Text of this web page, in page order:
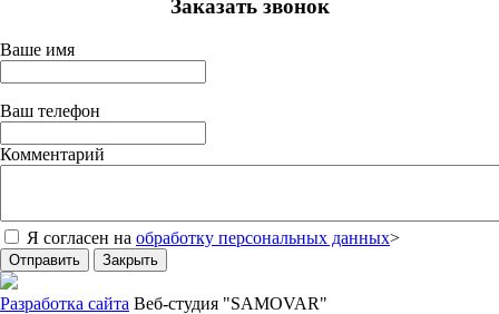
Заказать звонок
Ваше имя
Ваш телефон
Комментарий
Я согласен на обработку персональных данных>
Отправить Закрыть
Разработка сайта Веб-студия "SAMOVAR"